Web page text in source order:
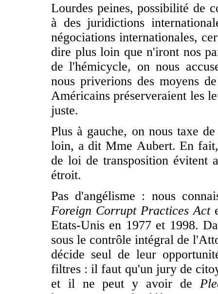
Lourdes peines, possibilité de
à des juridictions
négociations internationales,
dire plus loin que n'iront nos
de l'hémicycle, on nous
nous priverions des moyens
Américains préserveraient les
juste.
Plus à gauche, on nous taxe
loin, a dit Mme Aubert. En
de loi de transposition évitent
étroit.
Pas d'angélisme : nous
Foreign Corrupt Practices Act
Etats-Unis en 1977 et 1998.
sous le contrôle intégral de
décide seul de leur
filtres : il faut qu'un jury de
et il ne peut y avoir de